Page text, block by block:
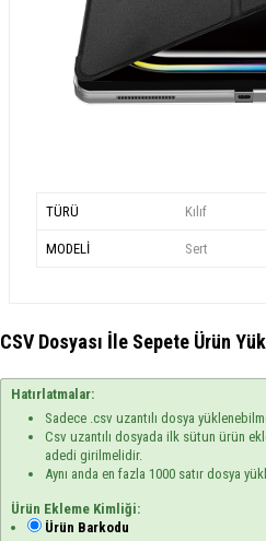
TÜRÜ Kılıf
MODELİ Sert
CSV Dosyası İle Sepete Ürün
Hatırlatmalar:
Sadece .csv uzantılı dosya
Csv uzantılı dosyada ilk sütun ürün
adedi girilmelidir.
Aynı anda en fazla 1000 satır dosya
Ürün Ekleme Kimliği:
Ürün Barkodu